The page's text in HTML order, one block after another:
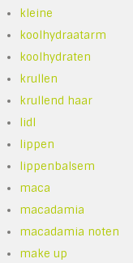
kleine
koolhydraatarm
koolhydraten
krullen
krullend haar
lidl
lippen
lippenbalsem
maca
macadamia
macadamia noten
make up